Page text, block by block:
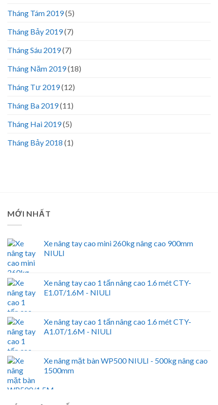
Tháng Tám 2019(5)
Tháng Bảy 2019(7)
Tháng Sáu 2019(7)
Tháng Năm 2019(18)
Tháng Tư 2019(12)
Tháng Ba 2019(11)
Tháng Hai 2019(5)
Tháng Bảy 2018 (1)
MỚI NHẤT
Xe nâng tay cao mini 260kg nâng cao 900mm
NIULI
Xe nâng tay cao 1 tấn nâng cao 1.6 mét CTY-
E1.0T/1.6M - NIULI
Xe nâng tay cao 1 tấn nâng cao 1.6 mét CTY-
A1.0T/1.6M - NIULI
Xe nâng mặt bàn WP500 NIULI - 500kg nâng cao
1500mm